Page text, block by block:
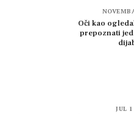
Oči kao
prepoznati
JUL